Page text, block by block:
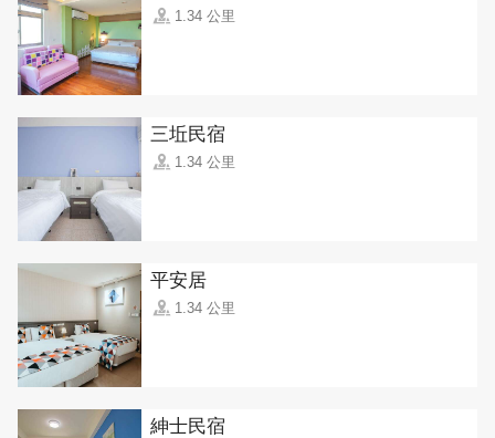
1.34 公里
三坵民宿
1.34 公里
平安居
1.34 公里
紳士民宿